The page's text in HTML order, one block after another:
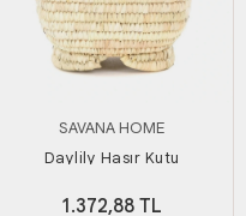
SAVANA HOME
Daylily Hasır Kutu
1.372,88 TL